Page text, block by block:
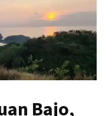
Bajo,